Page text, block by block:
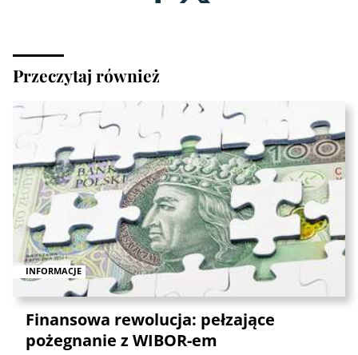
Przeczytaj również
INFORMACJE
Finansowa rewolucja: pełzające
pożegnanie z WIBOR-em